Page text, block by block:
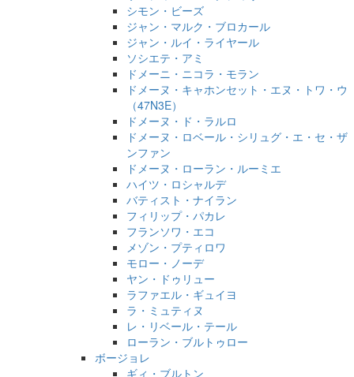
シモン・ビーズ
ジャン・マルク・ブロカール
ジャン・ルイ・ライヤール
ソシエテ・アミ
ドメーニ・ニコラ・モラン
ドメーヌ・キャホンセット・エヌ・トワ・ウ
（47N3E）
ドメーヌ・ド・ラルロ
ドメーヌ・ロベール・シリュグ・エ・セ・ザ
ンファン
ドメーヌ・ローラン・ルーミエ
ハイツ・ロシャルデ
バティスト・ナイラン
フィリップ・パカレ
フランソワ・エコ
メゾン・プティロワ
モロー・ノーデ
ヤン・ドゥリュー
ラファエル・ギュイヨ
ラ・ミュティヌ
レ・リベール・テール
ローラン・ブルトゥロー
ボージョレ
ギィ・ブルトン